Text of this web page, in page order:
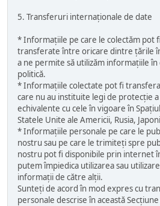
5. Transferuri internaționale de date
* Informațiile pe care le colectăm pot
transferate între oricare dintre țările
a ne permite să utilizăm informațiile
politică.
* Informațiile colectate pot fi
care nu au instituite legi de protecție
echivalente cu cele în vigoare în
Statele Unite ale Americii, Rusia,
* Informațiile personale pe care le
nostru sau pe care le trimiteți spre
nostru pot fi disponibile prin internet
putem împiedica utilizarea sau
informații de către alții.
Sunteți de acord în mod expres cu
personale descrise în această Secțiune